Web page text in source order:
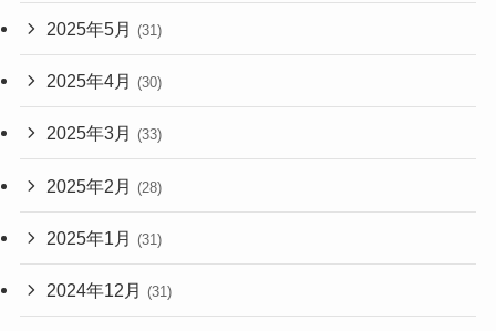
2025年5月 (31)
2025年4月 (30)
2025年3月 (33)
2025年2月 (28)
2025年1月 (31)
2024年12月 (31)